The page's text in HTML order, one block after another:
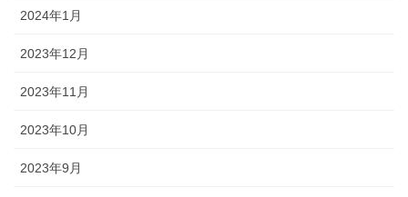
2024年1月
2023年12月
2023年11月
2023年10月
2023年9月